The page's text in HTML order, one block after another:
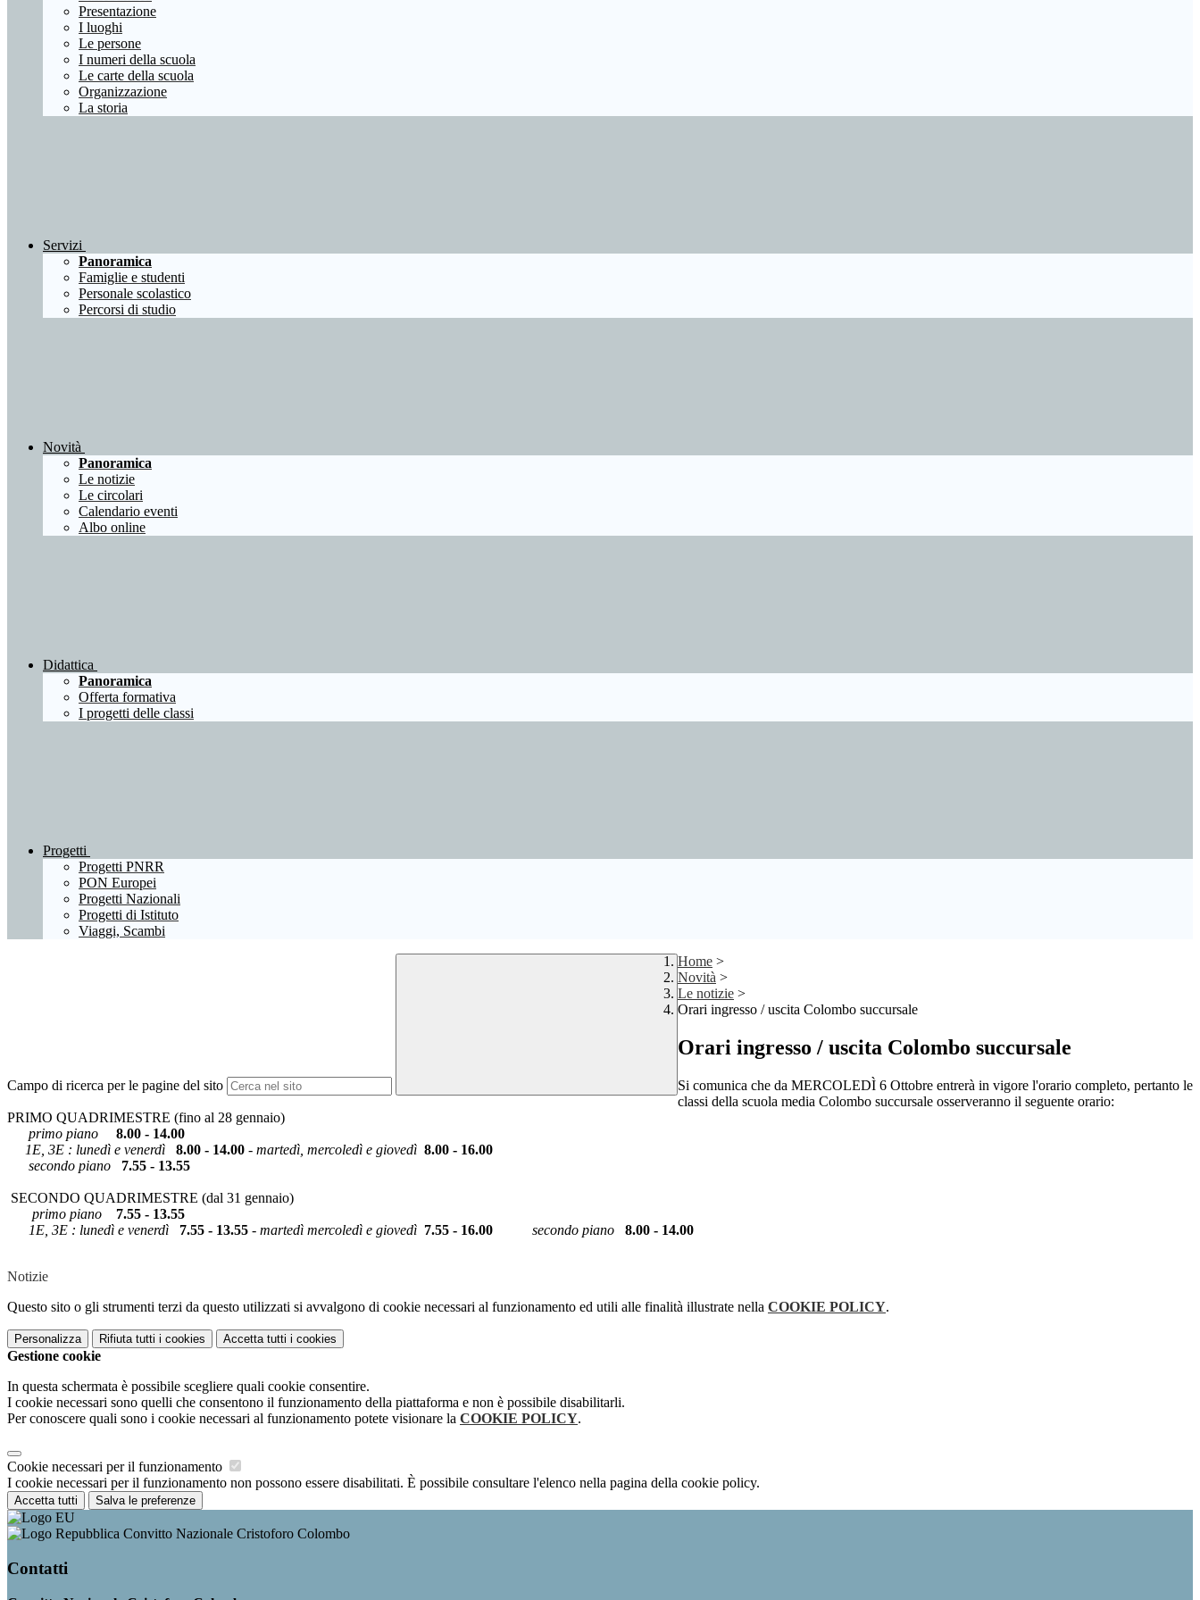
Presentazione
I luoghi
Le persone
I numeri della scuola
Le carte della scuola
Organizzazione
La storia
Servizi
Panoramica
Famiglie e studenti
Personale scolastico
Percorsi di studio
Novità
Panoramica
Le notizie
Le circolari
Calendario eventi
Albo online
Didattica
Panoramica
Offerta formativa
I progetti delle classi
Progetti
Progetti PNRR
PON Europei
Progetti Nazionali
Progetti di Istituto
Viaggi, Scambi
Campo di ricerca per le pagine del sito
Home >
Novità >
Le notizie >
Orari ingresso / uscita Colombo succursale
Orari ingresso / uscita Colombo succursale
Si comunica che da MERCOLEDÌ 6 Ottobre entrerà in vigore l'orario completo, pertanto le
classi della scuola media Colombo succursale osserveranno il seguente orario:
PRIMO QUADRIMESTRE (fino al 28 gennaio)
primo piano
8.00 - 14.00
1E, 3E : lunedì e venerdì
8.00 - 14.00 - martedì, mercoledì e giovedì 8.00 - 16.00
secondo piano 7.55 - 13.55
SECONDO QUADRIMESTRE (dal 31 gennaio)
primo piano
7.55 - 13.55
1E, 3E : lunedì e venerdì
7.55 - 13.55 - martedì mercoledì e giovedì 7.55 - 16.00 secondo piano 8.00 - 14.00
Notizie
Questo sito o gli strumenti terzi da questo utilizzati si avvalgono di cookie necessari al funzionamento ed utili alle finalità illustrate nella COOKIE POLICY.
Personalizza Rifiuta tutti i cookies Accetta tutti i cookies
Gestione cookie
In questa schermata è possibile scegliere quali cookie consentire.
I cookie necessari sono quelli che consentono il funzionamento della piattaforma e non è possibile disabilitarli.
Per conoscere quali sono i cookie necessari al funzionamento potete visionare la COOKIE POLICY.
Cookie necessari per il funzionamento
I cookie necessari per il funzionamento non possono essere disabilitati. È possibile consultare l'elenco nella pagina della cookie policy.
Accetta tutti Salva le preferenze
Convitto Nazionale Cristoforo Colombo
Contatti